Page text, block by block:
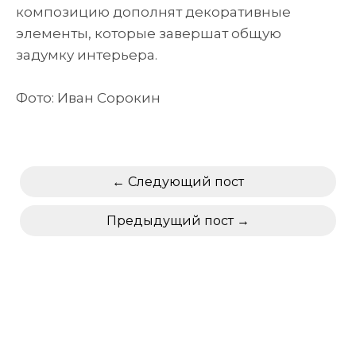
композицию дополнят декоративные
элементы, которые завершат общую
задумку интерьера.
Фото: Иван Сорокин
Предыдущий пост
Следующий пост